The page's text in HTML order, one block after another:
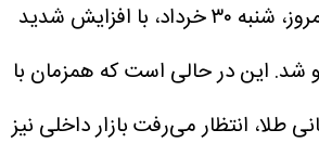
طلا و سکه در بازار امروز، شنبه ۳۰ خرداد، با افزایش شدید
شد. این در حالی است که همزمان با
طلا، انتظار می‌رفت بازار داخلی نیز